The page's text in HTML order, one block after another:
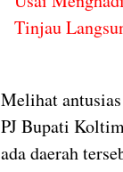
Tinjau
Melihat
PJ Bupati
ada daerah